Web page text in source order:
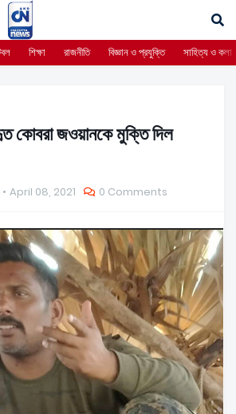
শিক্ষা রাজনীতি বিজ্ঞান ও প্রযুক্তি সাহিত্য ও কলা
কোবরা জওয়ানকে মুক্তি দিল
April 08, 2021 0 Comments